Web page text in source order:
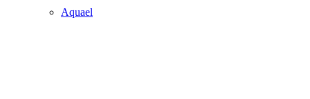
Aquael